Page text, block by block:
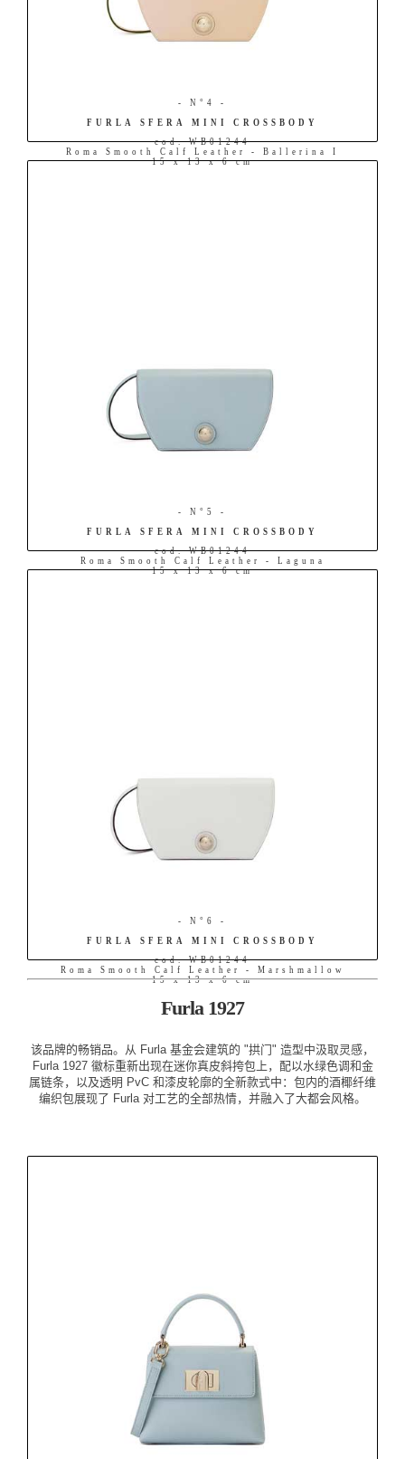
- N°4 -
FURLA SFERA MINI CROSSBODY
cod. WB01244
Roma Smooth Calf Leather - Ballerina I
15 x 13 x 6 cm
- N°5 -
FURLA SFERA MINI CROSSBODY
cod. WB01244
Roma Smooth Calf Leather - Laguna
15 x 13 x 6 cm
- N°6 -
FURLA SFERA MINI CROSSBODY
cod. WB01244
Roma Smooth Calf Leather - Marshmallow
15 x 13 x 6 cm
Furla 1927
该品牌的畅销品。从 Furla 基金会建筑的 "拱门" 造型中汲取灵感，
Furla 1927 徽标重新出现在迷你真皮斜挎包上，配以水绿色调和金
属链条，以及透明 PvC 和漆皮轮廓的全新款式中：包内的酒椰纤维
编织包展现了 Furla 对工艺的全部热情，并融入了大都会风格。